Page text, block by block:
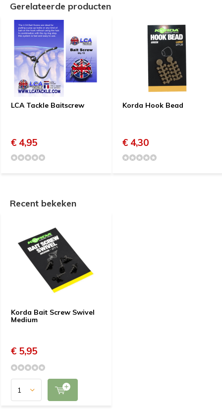
Gerelateerde producten
LCA Tackle Baitscrew
€ 4,95
Korda Hook Bead
€ 4,30
Recent bekeken
Korda Bait Screw Swivel
Medium
€ 5,95